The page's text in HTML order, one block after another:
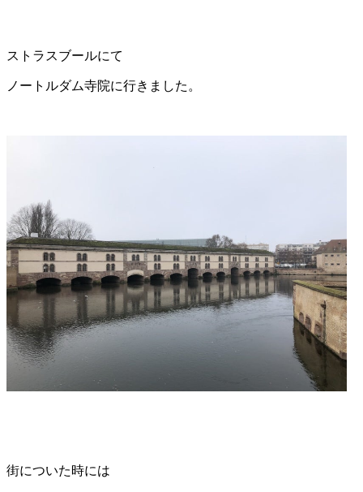
ストラスブールにて
ノートルダム寺院に行きました。
街についた時には